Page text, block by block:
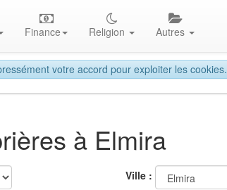
votre accord pour exploiter les cookies.
Finance Religion Autres
à Elmira
Ville :